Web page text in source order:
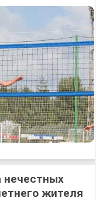
нечестных
жителя